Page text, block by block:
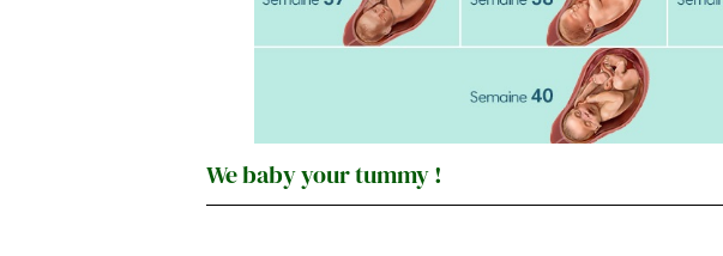
We baby your tummy !